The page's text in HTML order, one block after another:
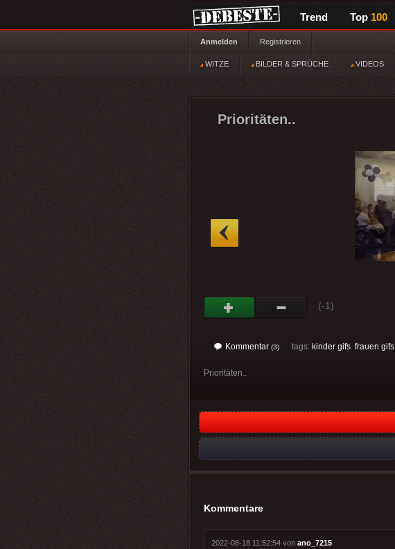
Trend Top 100
Anmelden Registrieren
WITZE BILDER & SPRÜCHE VIDEOS
Prioritäten..
»
(-1)
Kommentar (3) tags: kinder gifs frauen gifs
Prioritäten..
Kommentare
2022-08-18 11:52:54 von ano_7215